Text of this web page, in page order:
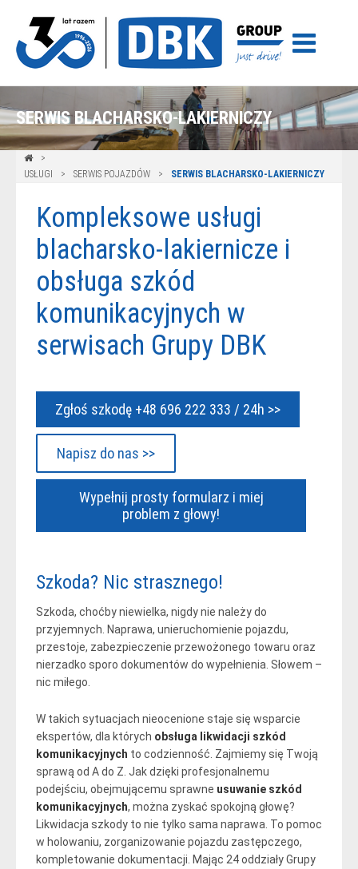
SERWIS BLACHARSKO-LAKIERNICZY
USŁUGI SERWIS POJAZDÓW SERWIS BLACHARSKO-LAKIERNICZY
Kompleksowe usługi
blacharsko-lakiernicze i
obsługa szkód
komunikacyjnych w
serwisach Grupy DBK
Zgłoś szkodę +48 696 222 333 / 24h >>
Napisz do nas >>
Wypełnij prosty formularz i miej
problem z głowy!
Szkoda? Nic strasznego!
Szkoda, choćby niewielka, nigdy nie należy do
przyjemnych. Naprawa, unieruchomienie pojazdu,
przestoje, zabezpieczenie przewożonego towaru oraz
nierzadko sporo dokumentów do wypełnienia. Słowem –
nic miłego.
W takich sytuacjach nieocenione staje się wsparcie
ekspertów, dla których obsługa likwidacji szkód
komunikacyjnych to codzienność. Zajmiemy się Twoją
sprawą od A do Z. Jak dzięki profesjonalnemu
podejściu, obejmującemu sprawne usuwanie szkód
komunikacyjnych, można zyskać spokojną głowę?
Likwidacja szkody to nie tylko sama naprawa. To pomoc
w holowaniu, zorganizowanie pojazdu zastępczego,
kompletowanie dokumentacji. Mając 24 oddziały Grupy